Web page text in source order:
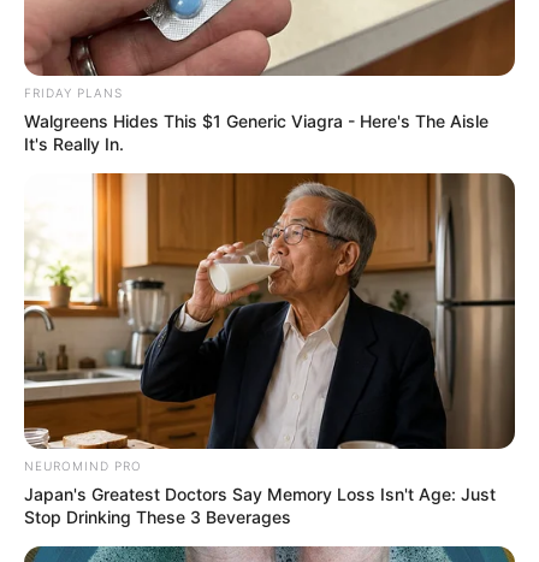
termocolante.
FRIDAY PLANS
Walgreens Hides This $1 Generic Viagra - Here's The Aisle
It's Really In.
NEUROMIND PRO
Japan's Greatest Doctors Say Memory Loss Isn't Age: Just
Stop Drinking These 3 Beverages